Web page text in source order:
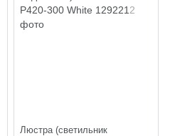
Люстра (светильник